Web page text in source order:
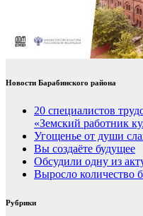
Новости Барабинского района
20 специалистов
«Земский работник
Угощенье от души
Вы создаёте будущее
Обсудили одну из
Выросло количество
Рубрики